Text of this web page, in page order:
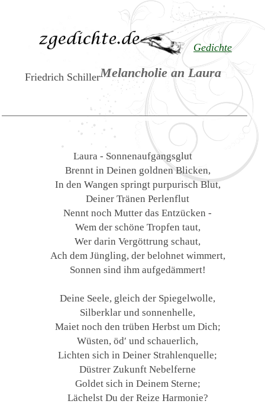
Gedichte
Melancholie an Laura
Friedrich Schiller
Laura - Sonnenaufgangsglut
Brennt in Deinen goldnen Blicken,
In den Wangen springt purpurisch Blut,
Deiner Tränen Perlenflut
Nennt noch Mutter das Entzücken -
Wem der schöne Tropfen taut,
Wer darin Vergöttrung schaut,
Ach dem Jüngling, der belohnet wimmert,
Sonnen sind ihm aufgedämmert!
Deine Seele, gleich der Spiegelwolle,
Silberklar und sonnenhelle,
Maiet noch den trüben Herbst um Dich;
Wüsten, öd′ und schauerlich,
Lichten sich in Deiner Strahlenquelle;
Düstrer Zukunft Nebelferne
Goldet sich in Deinem Sterne;
Lächelst Du der Reize Harmonie?